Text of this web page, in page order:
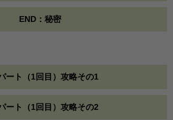
END：秘密
ート（1回目）攻略その1
ート（1回目）攻略その2